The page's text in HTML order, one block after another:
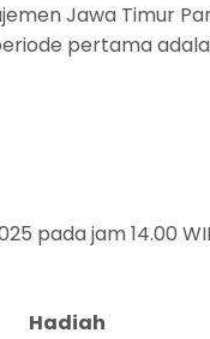
Jawa Timur
pertama
pada jam 14.00
Hadiah